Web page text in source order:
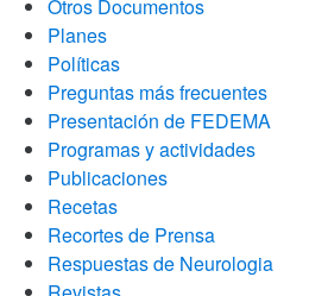
Otros Documentos
Planes
Políticas
Preguntas más frecuentes
Presentación de FEDEMA
Programas y actividades
Publicaciones
Recetas
Recortes de Prensa
Respuestas de Neurologia